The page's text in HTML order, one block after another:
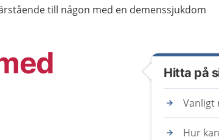
till någon med en demenssjukdom
Hitta på
Vanligt
Hur